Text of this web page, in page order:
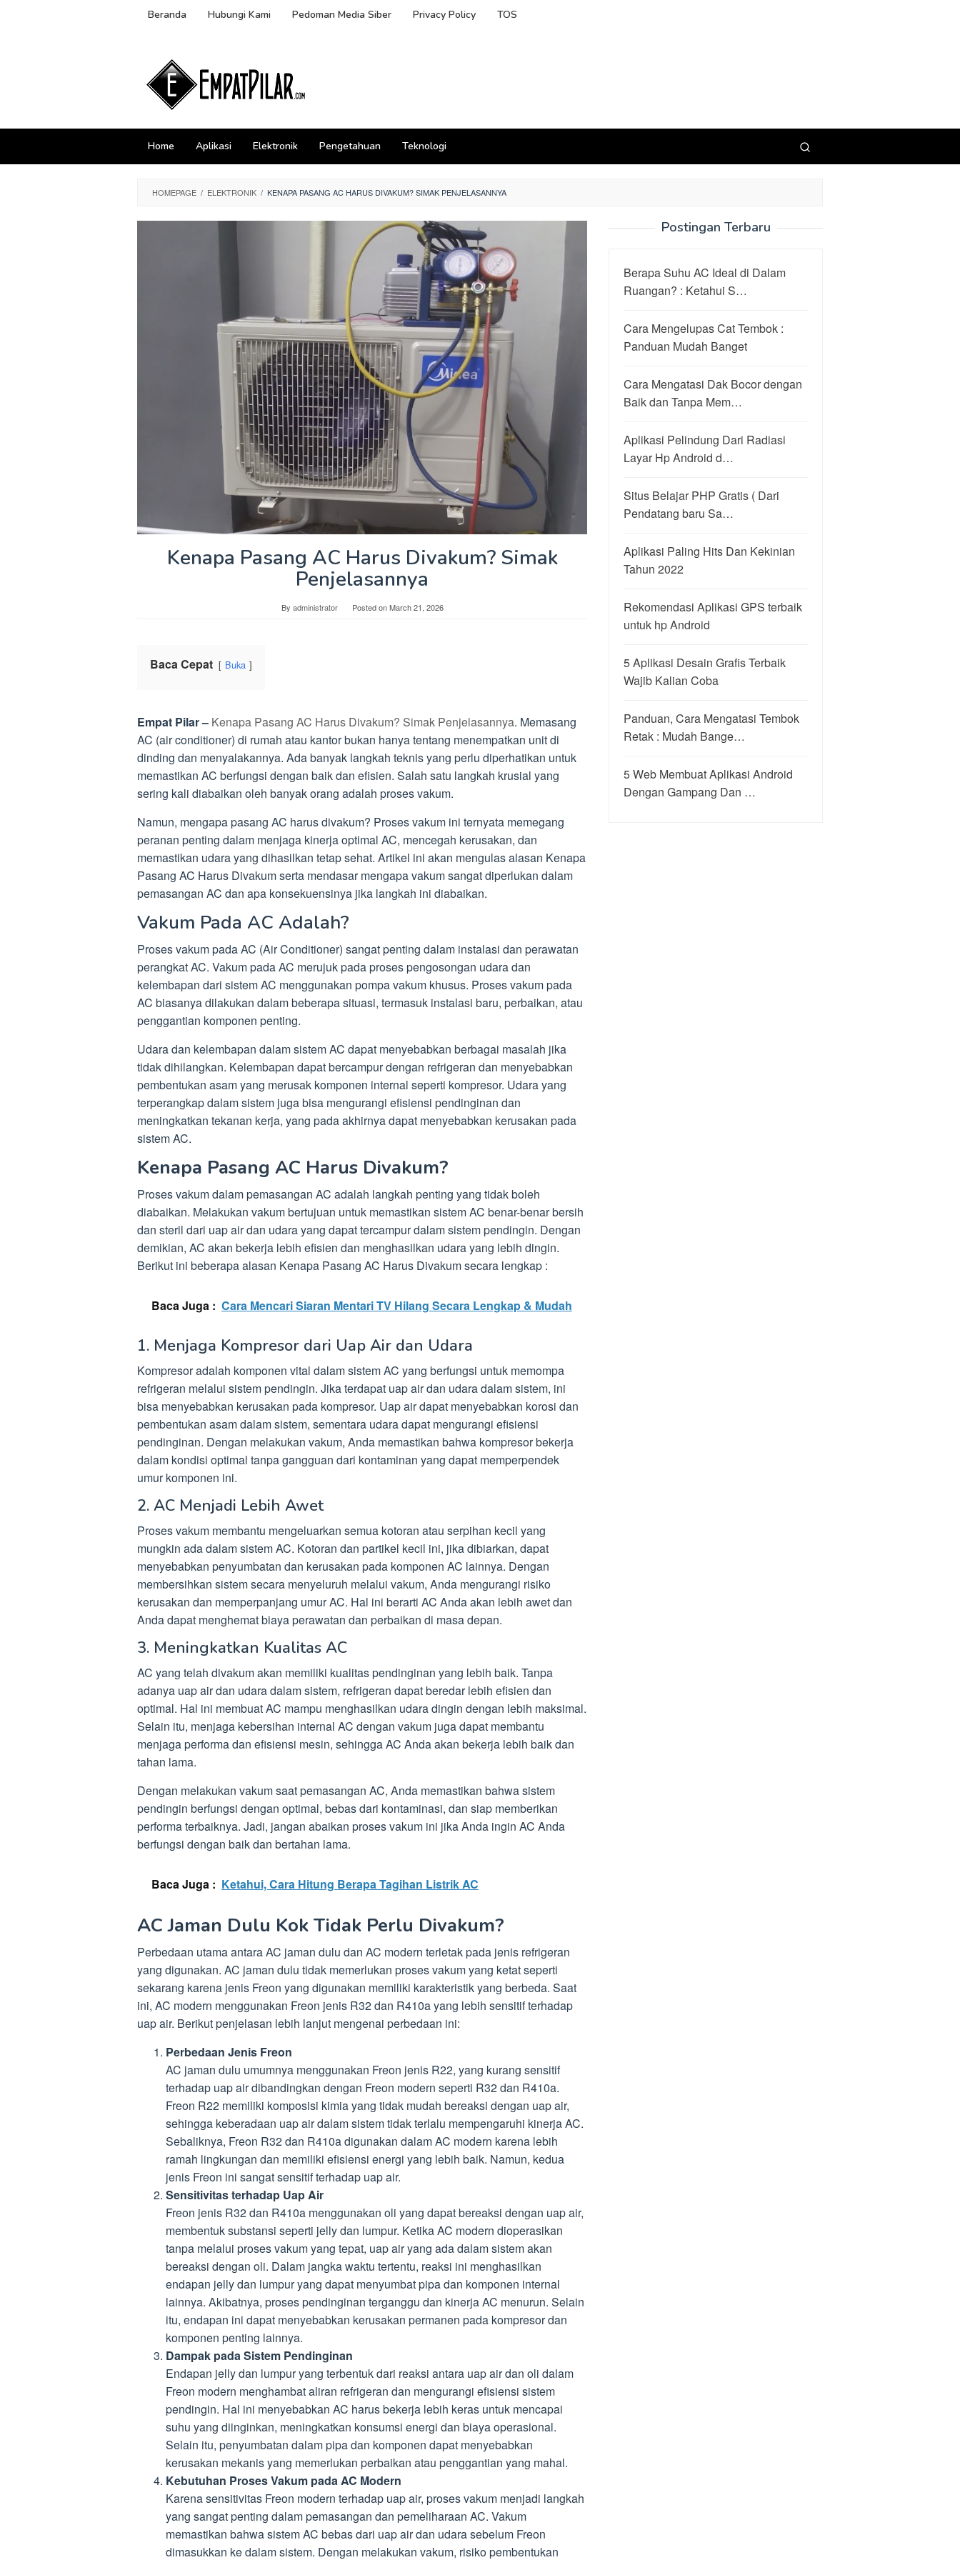
Beranda Hubungi Kami Pedoman Media Siber Privacy Policy TOS
Home Aplikasi Elektronik Pengetahuan Teknologi
HOMEPAGE / ELEKTRONIK / KENAPA PASANG AC HARUS DIVAKUM? SIMAK PENJELASANNYA
Kenapa Pasang AC Harus Divakum? Simak
Penjelasannya
By administrator Posted onMarch 21, 2026
Baca Cepat Buka
Empat Pilar – Kenapa Pasang AC Harus Divakum? Simak Penjelasannya. Memasang
AC (air conditioner) di rumah atau kantor bukan hanya tentang menempatkan unit di
dinding dan menyalakannya. Ada banyak langkah teknis yang perlu diperhatikan untuk
memastikan AC berfungsi dengan baik dan efisien. Salah satu langkah krusial yang
sering kali diabaikan oleh banyak orang adalah proses vakum.
Namun, mengapa pasang AC harus divakum? Proses vakum ini ternyata memegang
peranan penting dalam menjaga kinerja optimal AC, mencegah kerusakan, dan
memastikan udara yang dihasilkan tetap sehat. Artikel ini akan mengulas alasan Kenapa
Pasang AC Harus Divakum serta mendasar mengapa vakum sangat diperlukan dalam
pemasangan AC dan apa konsekuensinya jika langkah ini diabaikan.
Vakum Pada AC Adalah?
Proses vakum pada AC (Air Conditioner) sangat penting dalam instalasi dan perawatan
perangkat AC. Vakum pada AC merujuk pada proses pengosongan udara dan
kelembapan dari sistem AC menggunakan pompa vakum khusus. Proses vakum pada
AC biasanya dilakukan dalam beberapa situasi, termasuk instalasi baru, perbaikan, atau
penggantian komponen penting.
Udara dan kelembapan dalam sistem AC dapat menyebabkan berbagai masalah jika
tidak dihilangkan. Kelembapan dapat bercampur dengan refrigeran dan menyebabkan
pembentukan asam yang merusak komponen internal seperti kompresor. Udara yang
terperangkap dalam sistem juga bisa mengurangi efisiensi pendinginan dan
meningkatkan tekanan kerja, yang pada akhirnya dapat menyebabkan kerusakan pada
sistem AC.
Kenapa Pasang AC Harus Divakum?
Proses vakum dalam pemasangan AC adalah langkah penting yang tidak boleh
diabaikan. Melakukan vakum bertujuan untuk memastikan sistem AC benar-benar bersih
dan steril dari uap air dan udara yang dapat tercampur dalam sistem pendingin. Dengan
demikian, AC akan bekerja lebih efisien dan menghasilkan udara yang lebih dingin.
Berikut ini beberapa alasan Kenapa Pasang AC Harus Divakum secara lengkap :
Baca Juga : Cara Mencari Siaran Mentari TV Hilang Secara Lengkap & Mudah
1. Menjaga Kompresor dari Uap Air dan Udara
Kompresor adalah komponen vital dalam sistem AC yang berfungsi untuk memompa
refrigeran melalui sistem pendingin. Jika terdapat uap air dan udara dalam sistem, ini
bisa menyebabkan kerusakan pada kompresor. Uap air dapat menyebabkan korosi dan
pembentukan asam dalam sistem, sementara udara dapat mengurangi efisiensi
pendinginan. Dengan melakukan vakum, Anda memastikan bahwa kompresor bekerja
dalam kondisi optimal tanpa gangguan dari kontaminan yang dapat memperpendek
umur komponen ini.
2. AC Menjadi Lebih Awet
Proses vakum membantu mengeluarkan semua kotoran atau serpihan kecil yang
mungkin ada dalam sistem AC. Kotoran dan partikel kecil ini, jika dibiarkan, dapat
menyebabkan penyumbatan dan kerusakan pada komponen AC lainnya. Dengan
membersihkan sistem secara menyeluruh melalui vakum, Anda mengurangi risiko
kerusakan dan memperpanjang umur AC. Hal ini berarti AC Anda akan lebih awet dan
Anda dapat menghemat biaya perawatan dan perbaikan di masa depan.
3. Meningkatkan Kualitas AC
AC yang telah divakum akan memiliki kualitas pendinginan yang lebih baik. Tanpa
adanya uap air dan udara dalam sistem, refrigeran dapat beredar lebih efisien dan
optimal. Hal ini membuat AC mampu menghasilkan udara dingin dengan lebih maksimal.
Selain itu, menjaga kebersihan internal AC dengan vakum juga dapat membantu
menjaga performa dan efisiensi mesin, sehingga AC Anda akan bekerja lebih baik dan
tahan lama.
Dengan melakukan vakum saat pemasangan AC, Anda memastikan bahwa sistem
pendingin berfungsi dengan optimal, bebas dari kontaminasi, dan siap memberikan
performa terbaiknya. Jadi, jangan abaikan proses vakum ini jika Anda ingin AC Anda
berfungsi dengan baik dan bertahan lama.
Baca Juga : Ketahui, Cara Hitung Berapa Tagihan Listrik AC
AC Jaman Dulu Kok Tidak Perlu Divakum?
Perbedaan utama antara AC jaman dulu dan AC modern terletak pada jenis refrigeran
yang digunakan. AC jaman dulu tidak memerlukan proses vakum yang ketat seperti
sekarang karena jenis Freon yang digunakan memiliki karakteristik yang berbeda. Saat
ini, AC modern menggunakan Freon jenis R32 dan R410a yang lebih sensitif terhadap
uap air. Berikut penjelasan lebih lanjut mengenai perbedaan ini:
Perbedaan Jenis Freon
AC jaman dulu umumnya menggunakan Freon jenis R22, yang kurang sensitif
terhadap uap air dibandingkan dengan Freon modern seperti R32 dan R410a.
Freon R22 memiliki komposisi kimia yang tidak mudah bereaksi dengan uap air,
sehingga keberadaan uap air dalam sistem tidak terlalu mempengaruhi kinerja AC.
Sebaliknya, Freon R32 dan R410a digunakan dalam AC modern karena lebih
ramah lingkungan dan memiliki efisiensi energi yang lebih baik. Namun, kedua
jenis Freon ini sangat sensitif terhadap uap air.
Sensitivitas terhadap Uap Air
Freon jenis R32 dan R410a menggunakan oli yang dapat bereaksi dengan uap air,
membentuk substansi seperti jelly dan lumpur. Ketika AC modern dioperasikan
tanpa melalui proses vakum yang tepat, uap air yang ada dalam sistem akan
bereaksi dengan oli. Dalam jangka waktu tertentu, reaksi ini menghasilkan
endapan jelly dan lumpur yang dapat menyumbat pipa dan komponen internal
lainnya. Akibatnya, proses pendinginan terganggu dan kinerja AC menurun. Selain
itu, endapan ini dapat menyebabkan kerusakan permanen pada kompresor dan
komponen penting lainnya.
Dampak pada Sistem Pendinginan
Endapan jelly dan lumpur yang terbentuk dari reaksi antara uap air dan oli dalam
Freon modern menghambat aliran refrigeran dan mengurangi efisiensi sistem
pendingin. Hal ini menyebabkan AC harus bekerja lebih keras untuk mencapai
suhu yang diinginkan, meningkatkan konsumsi energi dan biaya operasional.
Selain itu, penyumbatan dalam pipa dan komponen dapat menyebabkan
kerusakan mekanis yang memerlukan perbaikan atau penggantian yang mahal.
Kebutuhan Proses Vakum pada AC Modern
Karena sensitivitas Freon modern terhadap uap air, proses vakum menjadi langkah
yang sangat penting dalam pemasangan dan pemeliharaan AC. Vakum
memastikan bahwa sistem AC bebas dari uap air dan udara sebelum Freon
dimasukkan ke dalam sistem. Dengan melakukan vakum, risiko pembentukan
Postingan Terbaru
Berapa Suhu AC Ideal di Dalam
Ruangan? : Ketahui S…
Cara Mengelupas Cat Tembok :
Panduan Mudah Banget
Cara Mengatasi Dak Bocor dengan
Baik dan Tanpa Mem…
Aplikasi Pelindung Dari Radiasi
Layar Hp Android d…
Situs Belajar PHP Gratis ( Dari
Pendatang baru Sa…
Aplikasi Paling Hits Dan Kekinian
Tahun 2022
Rekomendasi Aplikasi GPS terbaik
untuk hp Android
5 Aplikasi Desain Grafis Terbaik
Wajib Kalian Coba
Panduan, Cara Mengatasi Tembok
Retak : Mudah Bange…
5 Web Membuat Aplikasi Android
Dengan Gampang Dan …